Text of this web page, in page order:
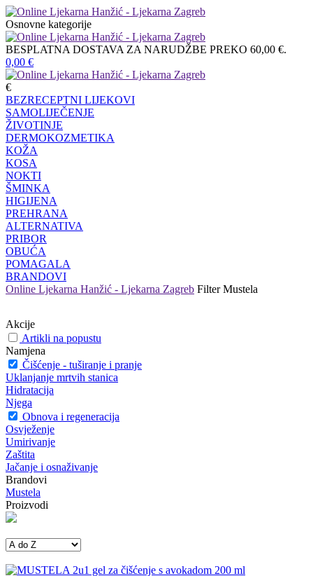
Osnovne kategorije
BESPLATNA DOSTAVA ZA NARUDŽBE PREKO 60,00 €.
0,00 €
€
BEZRECEPTNI LIJEKOVI
SAMOLIJEČENJE
ŽIVOTINJE
DERMOKOZMETIKA
KOŽA
KOSA
NOKTI
ŠMINKA
HIGIJENA
PREHRANA
ALTERNATIVA
PRIBOR
OBUĆA
POMAGALA
BRANDOVI
Online Ljekarna Hanžić - Ljekarna Zagreb Filter Mustela
Akcije
Artikli na popustu
Namjena
Čišćenje - tuširanje i pranje
Uklanjanje mrtvih stanica
Hidratacija
Njega
Obnova i regeneracija
Osvježenje
Umirivanje
Zaštita
Jačanje i osnaživanje
Brandovi
Mustela
Proizvodi